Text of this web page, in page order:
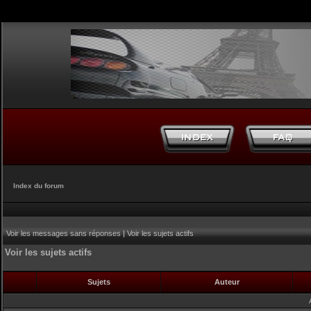
Index du forum
Voir les messages sans réponses|Voir les sujets actifs
Voir les sujets actifs
Sujets Auteur